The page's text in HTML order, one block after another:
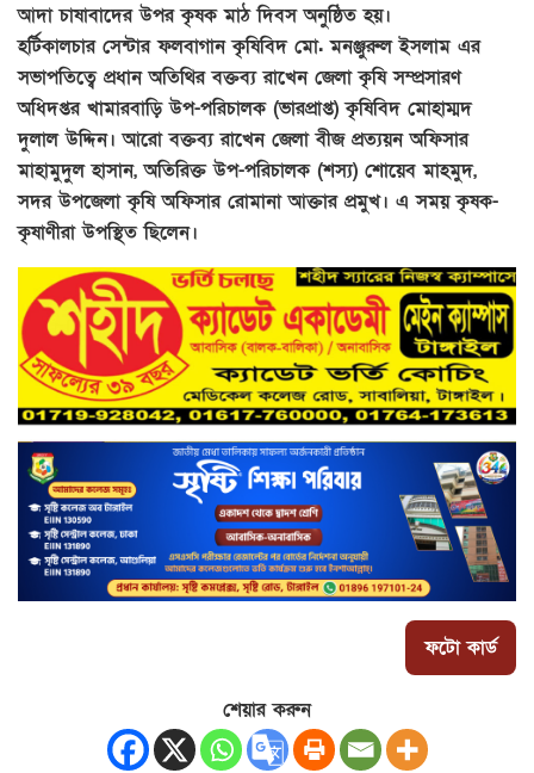
আদা চাষাবাদের উপর কৃষক মাঠ দিবস অনুষ্ঠিত হয়।
হর্টিকালচার সেন্টার ফলবাগান কৃষিবিদ মো. মনঞ্জুরুল ইসলাম এর
সভাপতিত্বে প্রধান অতিথির বক্তব্য রাখেন জেলা কৃষি সম্প্রসারণ
অধিদপ্তর খামারবাড়ি উপ-পরিচালক (ভারপ্রাপ্ত) কৃষিবিদ মোহাম্মদ
দুলাল উদ্দিন। আরো বক্তব্য রাখেন জেলা বীজ প্রত্যয়ন অফিসার
মাহামুদুল হাসান, অতিরিক্ত উপ-পরিচালক (শস্য) শোয়েব মাহমুদ,
সদর উপজেলা কৃষি অফিসার রোমানা আক্তার প্রমুখ। এ সময় কৃষক-
কৃষাণীরা উপস্থিত ছিলেন।
ফটো কার্ড
শেয়ার করুন